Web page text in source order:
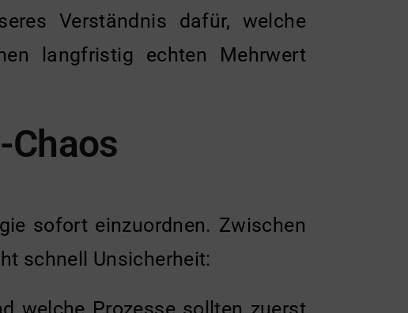
Verständnis dafür, welche
langfristig echten Mehrwert
sofort einzuordnen. Zwischen
schnell Unsicherheit: